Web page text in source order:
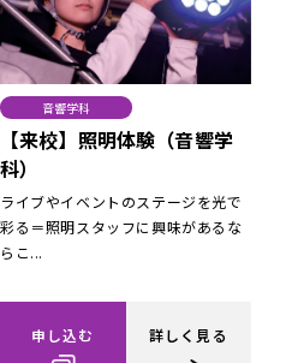
音響学科
【来校】照明体験（音響学
科）
ライブやイベントのステージを光で
彩る＝照明スタッフに興味があるな
らこ...
申し込む 詳しく見る